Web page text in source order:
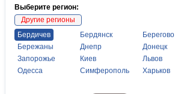
Выберите регион:
Другие регионы
Бердичев
Бердянск
Берегово
Бережаны
Днепр
Донецк
Запорожье
Киев
Львов
Одесса
Симферополь Харьков